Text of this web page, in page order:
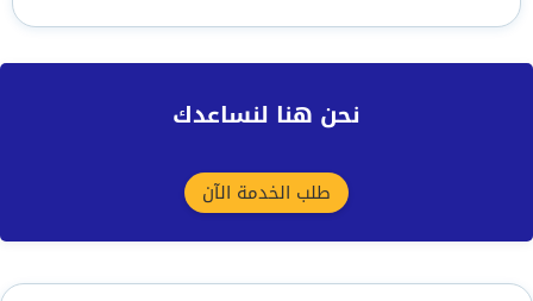
نحن هنا لنساعدك
طلب الخدمة الآن